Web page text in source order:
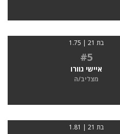
בת 21 | 1.75
#5
איישי גוורו
מצליב/ה
בת 21 | 1.81